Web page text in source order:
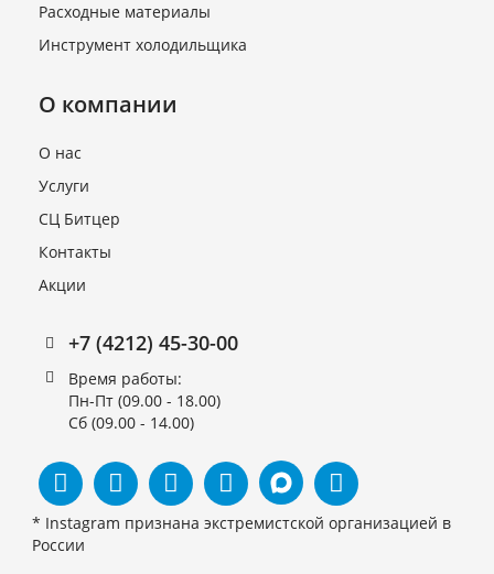
4 030 руб.
Фильтр-осушитель DCL
(023Z4519/023Z451991)
10мм
В наличии
1 520 руб.
Расходные материалы
Инструмент холодильщика
О компании
О нас
Услуги
СЦ Битцер
Контакты
Акции
+7 (4212) 45-30-00
Время работы:
Пн-Пт (09.00 - 18.00)
Сб (09.00 - 14.00)
* Instagram признана экстремистской организацией в
России